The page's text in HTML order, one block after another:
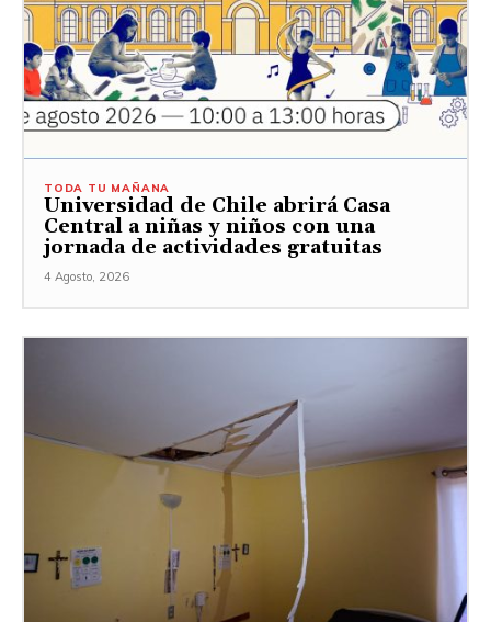
TODA TU MAÑANA
Universidad de Chile abrirá Casa
Central a niñas y niños con una
jornada de actividades gratuitas
4 Agosto, 2026